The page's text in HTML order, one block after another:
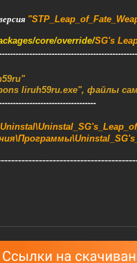
core/override/SG's
liruh59ru.exe", файлы